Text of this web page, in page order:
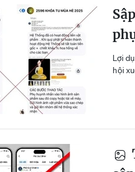
Lợi
hội